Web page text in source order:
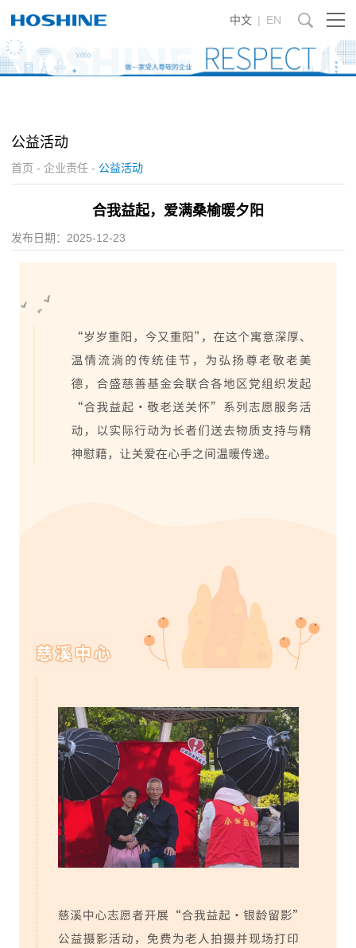
中文 | EN
公益活动
首页 - 企业责任- 公益活动
合我益起，爱满桑榆暖夕阳
发布日期： 2025-12-23